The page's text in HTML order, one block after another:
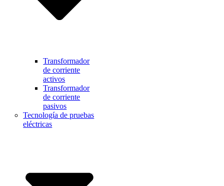
Transformador
de corriente
activos
Transformador
de corriente
pasivos
Tecnología de pruebas
eléctricas